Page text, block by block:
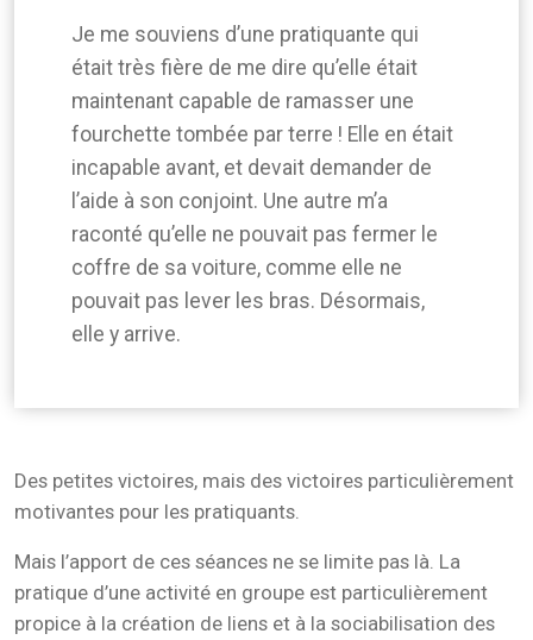
Je me souviens d’une pratiquante qui
était très fière de me dire qu’elle était
maintenant capable de ramasser une
fourchette tombée par terre ! Elle en était
incapable avant, et devait demander de
l’aide à son conjoint. Une autre m’a
raconté qu’elle ne pouvait pas fermer le
coffre de sa voiture, comme elle ne
pouvait pas lever les bras. Désormais,
elle y arrive.
Des petites victoires, mais des victoires particulièrement
motivantes pour les pratiquants.
Mais l’apport de ces séances ne se limite pas là. La
pratique d’une activité en groupe est particulièrement
propice à la création de liens et à la sociabilisation des